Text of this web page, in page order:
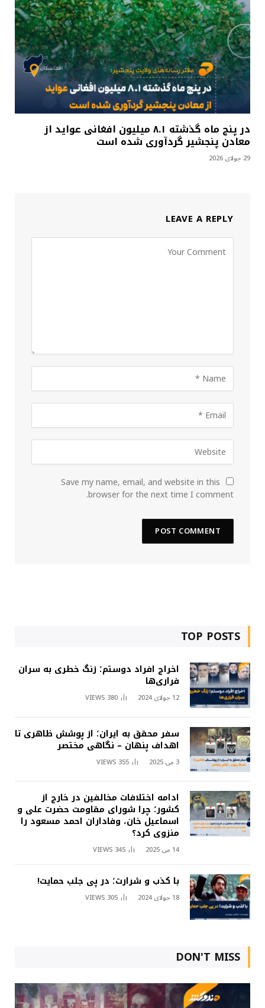
در پنج ماه گذشته ۸.۱ میلیون افغانی عواید از
معادن پنجشیر گردآوری شده است
29 جولای 2026
LEAVE A REPLY
Save my name, email, and website in this
browser for the next time I comment.
TOP POSTS
اخراج افراد دوستم؛ زنگ خطری به سران
فراری‌ها
12 جولای 2024 380
VIEWS
سفر محقق به ایران؛ از پوشش ظاهری تا
اهداف پنهان – نگاهی مختصر
3 می 2025 355
VIEWS
ادامه اختلافات مخالفین در خارج از
کشور؛ چرا شورای مقاومت حضرت علی و
اسماعیل خان، وفاداران احمد مسعود را
منزوی کرد؟
14 می 2025 345
VIEWS
با کذب و شرارت؛ در پی جلب حمایت!
18 جولای 2024 305
VIEWS
DON'T MISS